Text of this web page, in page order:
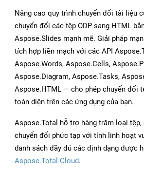
Nâng cao quy trình chuyển đổi tài liệu
chuyển đổi các tệp ODP sang HTML
Aspose.Slides mạnh mẽ. Giải pháp
tích hợp liền mạch với các API
Aspose.Words, Aspose.Cells,
Aspose.Diagram, Aspose.Tasks,
Aspose.HTML — cho phép chuyển đổi
toàn diện trên các ứng dụng của bạn.
Aspose.Total hỗ trợ hàng trăm loại
chuyển đổi phức tạp với tính linh hoạt
danh sách đầy đủ các định dạng được
Aspose.Total Cloud.